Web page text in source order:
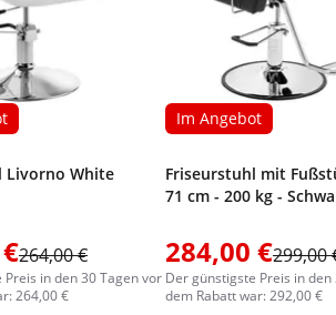
Livorno White
264,00 €
in den 30 Tagen vor
264,00 €
Im Angebot
Friseurstuhl mit
71 cm - 200 kg -
284,00 €299,00
Der günstigste Preis in den
dem Rabatt war: 292,00 €